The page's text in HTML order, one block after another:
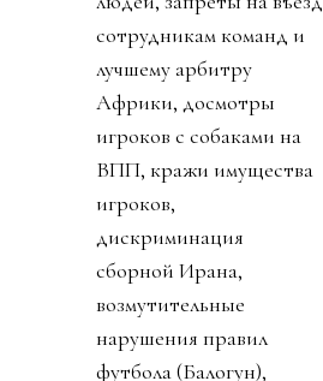
сотрудникам команд и
лучшему арбитру
Африки, досмотры
игроков с собаками на
ВПП, кражи имущества
игроков,
дискриминация
сборной Ирана,
возмутительные
нарушения правил
футбола (Балогун),